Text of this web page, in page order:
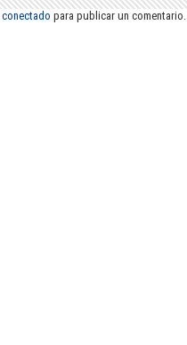
conectado para publicar un comentario.